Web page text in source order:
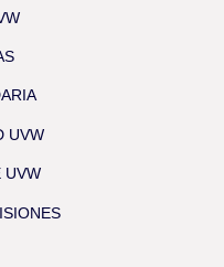
UVW
UVW